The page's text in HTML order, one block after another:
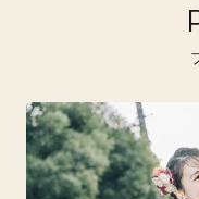
26万円～31万円
ナチュラル
ブルべ夏におすす
ブルべ冬におすす
特選技法